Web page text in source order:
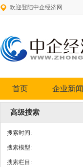
欢迎登陆中企经济网
首页 企业新闻
高级搜索
搜索时间:
搜索模型:
搜索栏目: